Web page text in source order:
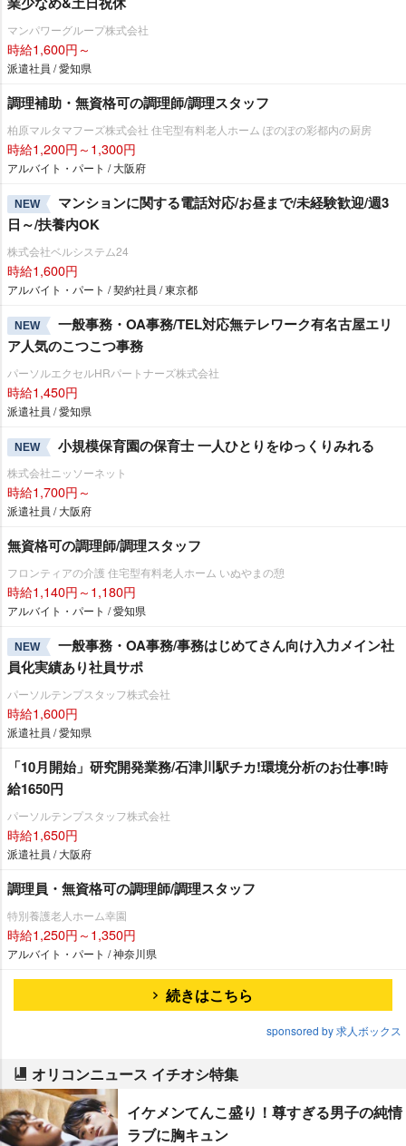
マンパワーグループ株式会社
時給1,600円～
派遣社員 / 愛知県
調理補助・無資格可の調理師/調理スタッフ
柏原マルタマフーズ株式会社 住宅型有料老人ホーム ぽのぽの彩都内の厨房
時給1,200円～1,300円
アルバイト・パート / 大阪府
NEW
マンションに関する電話対応/お昼まで/未経験歓迎/週3
日～/扶養内OK
株式会社ベルシステム24
時給1,600円
アルバイト・パート / 契約社員 / 東京都
NEW
一般事務・OA事務/TEL対応無テレワーク有名古屋エリ
ア人気のこつこつ事務
パーソルエクセルHRパートナーズ株式会社
時給1,450円
派遣社員 / 愛知県
NEW 小規模保育園の保育士 一人ひとりをゆっくりみれる
株式会社ニッソーネット
時給1,700円～
派遣社員 / 大阪府
無資格可の調理師/調理スタッフ
フロンティアの介護 住宅型有料老人ホーム いぬやまの憩
時給1,140円～1,180円
アルバイト・パート / 愛知県
NEW
一般事務・OA事務/事務はじめてさん向け入力メイン社
員化実績あり社員サポ
パーソルテンプスタッフ株式会社
時給1,600円
派遣社員 / 愛知県
「10月開始」研究開発業務/石津川駅チカ!環境分析のお仕事!時
給1650円
パーソルテンプスタッフ株式会社
時給1,650円
派遣社員 / 大阪府
調理員・無資格可の調理師/調理スタッフ
特別養護老人ホーム幸園
時給1,250円～1,350円
アルバイト・パート / 神奈川県
続きはこちら
sponsored by 求人ボックス
オリコンニュース イチオシ特集
イケメンてんこ盛り！尊すぎる男子の純情
ラブに胸キュン